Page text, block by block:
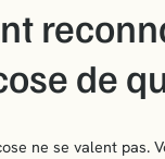
de
ne se valent pas.